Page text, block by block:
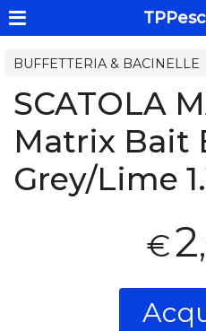
BUFFETTERIA & BACINELLE
SCATOLA
Matrix Bait
Grey/Lime
€2